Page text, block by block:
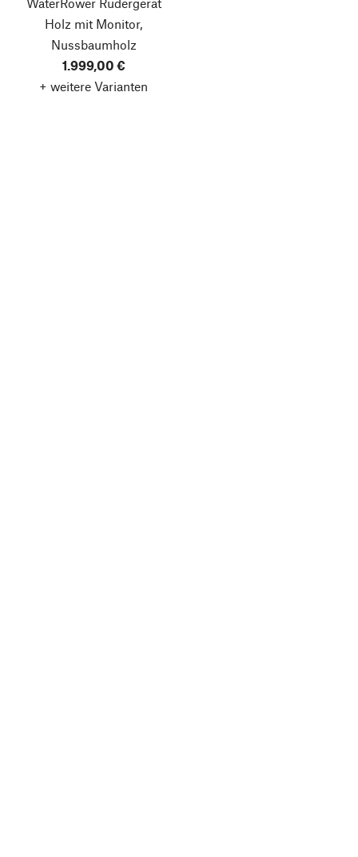
Holz mit Monitor,
Nussbaumholz
1.999,00 €
+ weitere Varianten